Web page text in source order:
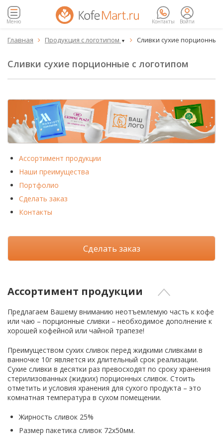
Меню Контакты Войти
Главная  Продукция с логотипом ▼  Сливки сухие
Сливки сухие порционные с логотипом
Ассортимент продукции
Наши преимущества
Портфолио
Сделать заказ
Контакты
Сделать заказ
Ассортимент продукции
Предлагаем Вашему вниманию неотъемлемую часть к кофе
или чаю – порционные сливки – необходимое дополнение к
хорошей кофейной или чайной трапезе!
Преимуществом сухих сливок перед жидкими сливками в
ванночке 10г является их длительный срок реализации.
Сухие сливки в десятки раз превосходят по сроку хранения
стерилизованных (жидких) порционных сливок. Стоить
отметить и условия хранения для сухого продукта – это
комнатная температура в сухом помещении.
Жирность сливок 25%
Размер пакетика сливок 72х50мм.